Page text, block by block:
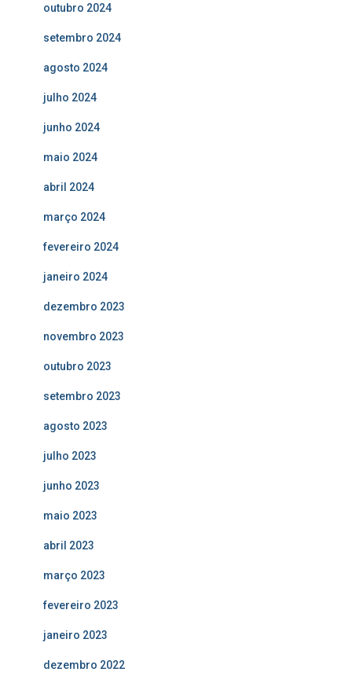
outubro 2024
setembro 2024
agosto 2024
julho 2024
junho 2024
maio 2024
abril 2024
março 2024
fevereiro 2024
janeiro 2024
dezembro 2023
novembro 2023
outubro 2023
setembro 2023
agosto 2023
julho 2023
junho 2023
maio 2023
abril 2023
março 2023
fevereiro 2023
janeiro 2023
dezembro 2022